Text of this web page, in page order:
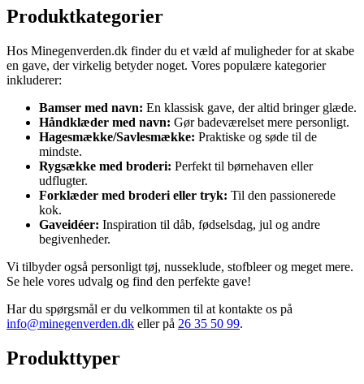
Produktkategorier
Hos Minegenverden.dk finder du et væld af muligheder for at skabe
en gave, der virkelig betyder noget. Vores populære kategorier
inkluderer:
Bamser med navn: En klassisk gave, der altid bringer glæde.
Håndklæder med navn: Gør badeværelset mere personligt.
Hagesmække/Savlesmække: Praktiske og søde til de
mindste.
Rygsække med broderi: Perfekt til børnehaven eller
udflugter.
Forklæder med broderi eller tryk: Til den passionerede
kok.
Gaveidéer: Inspiration til dåb, fødselsdag, jul og andre
begivenheder.
Vi tilbyder også personligt tøj, nusseklude, stofbleer og meget mere.
Se hele vores udvalg og find den perfekte gave!
Har du spørgsmål er du velkommen til at kontakte os på
info@minegenverden.dk eller på 26 35 50 99.
Produkttyper